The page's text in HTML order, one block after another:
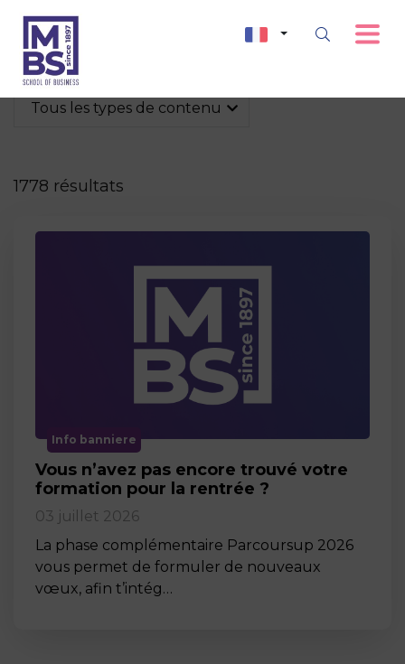
Tous les types de contenu
1778 résultats
Info banniere
Vous n’avez pas encore trouvé votre
formation pour la rentrée ?
03 juillet 2026
La phase complémentaire Parcoursup 2026
vous permet de formuler de nouveaux
vœux, afin t’intég…